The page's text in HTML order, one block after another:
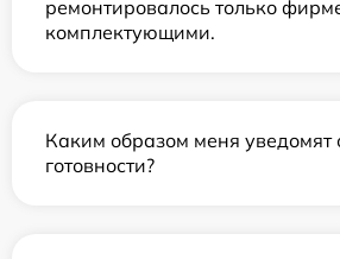
ремонтировалось только
комплектующими.
Каким образом меня уведомят
готовности?